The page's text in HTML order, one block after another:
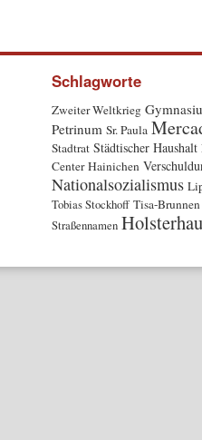
Schlagworte
Zweiter Weltkrieg
Petrinum Sr. Paula
Stadtrat Städtischer Haushalt
Center Hainichen
Nationalsozialismus
Tobias Stockhoff Tisa-Brunnen
Straßennamen